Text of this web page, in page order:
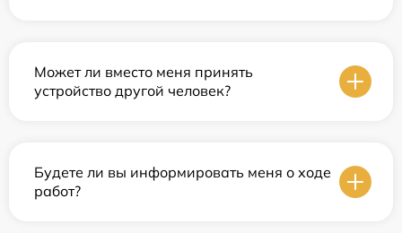
Может ли вместо меня принять
устройство другой человек?
Будете ли вы информировать меня о ходе
работ?